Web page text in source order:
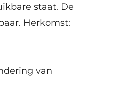
staat. De
Herkomst:
van